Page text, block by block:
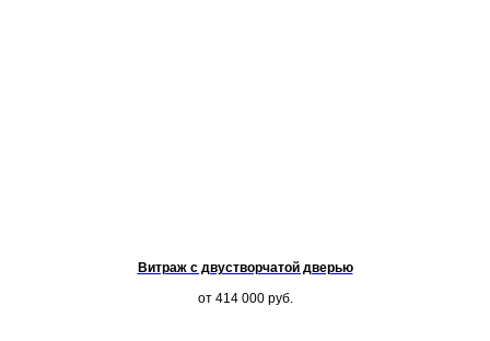
Витраж с двустворчатой дверью
от 414 000 руб.